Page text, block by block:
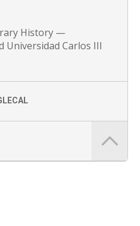
(PDF) <<
History —
Universidad Carlos III